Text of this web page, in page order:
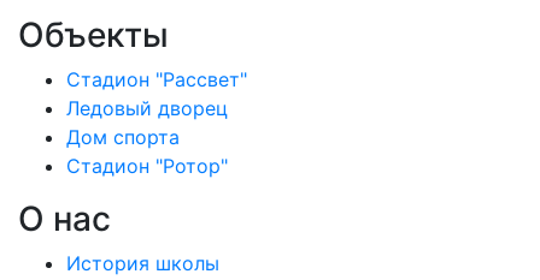
Объекты
Стадион "Рассвет"
Ледовый дворец
Дом спорта
Стадион "Ротор"
О нас
История школы